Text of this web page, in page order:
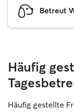
Betreut
Häufig
Häufig gestellte